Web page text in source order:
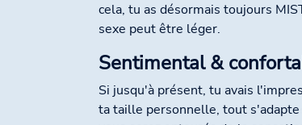
cela, tu as désormais toujours
sexe peut être léger.
Sentimental &
Si jusqu'à présent, tu avais
ta taille personnelle, tout